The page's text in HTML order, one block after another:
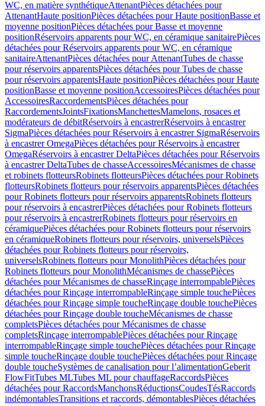
WC, en matière synthétiqueAttenantPièces détachées pour
AttenantHaute positionPièces détachées pour Haute positionBasse et
moyenne positionPièces détachées pour Basse et moyenne
positionRéservoirs apparents pour WC, en céramique sanitairePièces
détachées pour Réservoirs apparents pour WC, en céramique
sanitaireAttenantPièces détachées pour AttenantTubes de chasse
pour réservoirs apparentsPièces détachées pour Tubes de chasse
pour réservoirs apparentsHaute positionPièces détachées pour Haute
positionBasse et moyenne positionAccessoiresPièces détachées pour
AccessoiresRaccordementsPièces détachées pour
RaccordementsJointsFixationsManchettesMamelons, rosaces et
modérateurs de débitRéservoirs à encastrerRéservoirs à encastrer
SigmaPièces détachées pour Réservoirs à encastrer SigmaRéservoirs
à encastrer OmegaPièces détachées pour Réservoirs à encastrer
OmegaRéservoirs à encastrer DeltaPièces détachées pour Réservoirs
à encastrer DeltaTubes de chasseAccessoiresMécanismes de chasse
et robinets flotteursRobinets flotteursPièces détachées pour Robinets
flotteursRobinets flotteurs pour réservoirs apparentsPièces détachées
pour Robinets flotteurs pour réservoirs apparentsRobinets flotteurs
pour réservoirs à encastrerPièces détachées pour Robinets flotteurs
pour réservoirs à encastrerRobinets flotteurs pour réservoirs en
céramiquePièces détachées pour Robinets flotteurs pour réservoirs
en céramiqueRobinets flotteurs pour réservoirs, universelsPièces
détachées pour Robinets flotteurs pour réservoirs,
universelsRobinets flotteurs pour MonolithPièces détachées pour
Robinets flotteurs pour MonolithMécanismes de chassePièces
détachées pour Mécanismes de chasseRinçage interrompablePièces
détachées pour Rinçage interrompableRinçage simple touchePièces
détachées pour Rinçage simple toucheRinçage double touchePièces
détachées pour Rinçage double toucheMécanismes de chasse
completsPièces détachées pour Mécanismes de chasse
completsRinçage interrompablePièces détachées pour Rinçage
interrompableRinçage simple touchePièces détachées pour Rinçage
simple toucheRinçage double touchePièces détachées pour Rinçage
double toucheSystèmes de canalisation pour l’alimentationGeberit
FlowFitTubes MLTubes ML pour chauffageRaccordsPièces
détachées pour RaccordsManchonsRéductionsCoudesTésRaccords
indémontablesTransitions et raccords, démontablesPièces détachées